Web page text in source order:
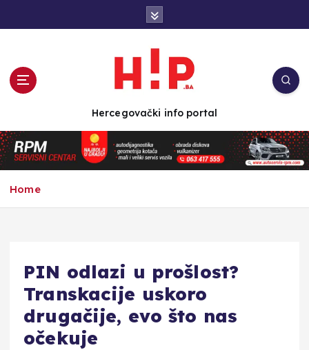
n
t
e
Hercegovački info portal
Home
PIN odlazi u prošlost?
Transkacije uskoro
drugačije, evo što nas
očekuje